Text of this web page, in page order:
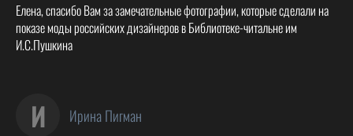
Елена, спасибо Вам за замечательные фотографии, которые сделали на
показе моды российских дизайнеров в Библиотеке-читальне им
И.С.Пушкина
И Ирина Пигман